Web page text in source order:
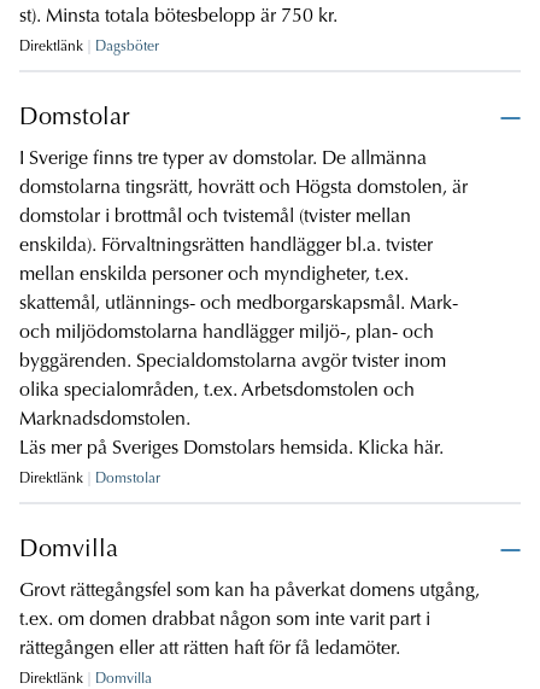
st). Minsta totala bötesbelopp är 750 kr.
Direktlänk Dagsböter
Domstolar
I Sverige finns tre typer av domstolar. De allmänna
domstolarna tingsrätt, hovrätt och Högsta domstolen, är
domstolar i brottmål och tvistemål (tvister mellan
enskilda). Förvaltningsrätten handlägger bl.a. tvister
mellan enskilda personer och myndigheter, t.ex.
skattemål, utlännings- och medborgarskapsmål. Mark-
och miljödomstolarna handlägger miljö-, plan- och
byggärenden. Specialdomstolarna avgör tvister inom
olika specialområden, t.ex. Arbetsdomstolen och
Marknadsdomstolen.
Läs mer på Sveriges Domstolars hemsida. Klicka här.
Direktlänk Domstolar
Domvilla
Grovt rättegångsfel som kan ha påverkat domens utgång,
t.ex. om domen drabbat någon som inte varit part i
rättegången eller att rätten haft för få ledamöter.
Direktlänk Domvilla